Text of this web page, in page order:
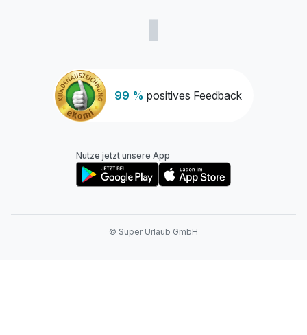
99 % positives Feedback
Nutze jetzt unsere App
© Super Urlaub GmbH